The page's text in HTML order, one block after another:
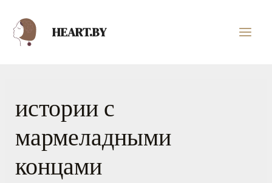
HEART.BY
истории с
мармеладными
концами